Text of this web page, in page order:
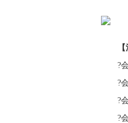
?
?
?
?